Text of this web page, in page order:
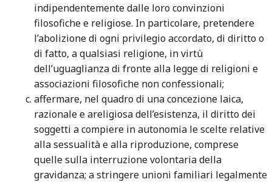
indipendentemente dalle loro convinzioni
filosofiche e religiose. In particolare, pretendere
l’abolizione di ogni privilegio accordato, di diritto o
di fatto, a qualsiasi religione, in virtù
dell’uguaglianza di fronte alla legge di religioni e
associazioni filosofiche non confessionali;
affermare, nel quadro di una concezione laica,
razionale e areligiosa dell’esistenza, il diritto dei
soggetti a compiere in autonomia le scelte relative
alla sessualità e alla riproduzione, comprese
quelle sulla interruzione volontaria della
gravidanza; a stringere unioni familiari legalmente